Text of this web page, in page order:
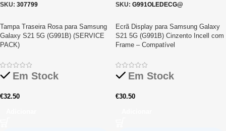
SKU: 307799 SKU: G991OLEDECG@
Tampa Traseira Rosa para Samsung
Galaxy S21 5G (G991B) (SERVICE
PACK)
Em Stock
€32.50
Ecrã Display para Samsung Galaxy
S21 5G (G991B) Cinzento Incell com
Frame – Compatível
Em Stock
€30.50